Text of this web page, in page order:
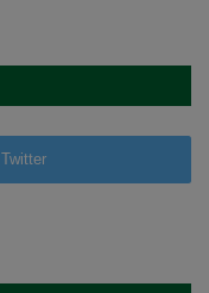
Twitter